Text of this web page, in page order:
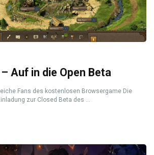
Auf in die Open Beta
Fans des kostenlosen Browsergame Die
zur Closed Beta des ...